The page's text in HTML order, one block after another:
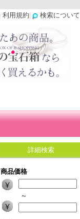
利用規約 検索について
詳細検索
商品価格
～